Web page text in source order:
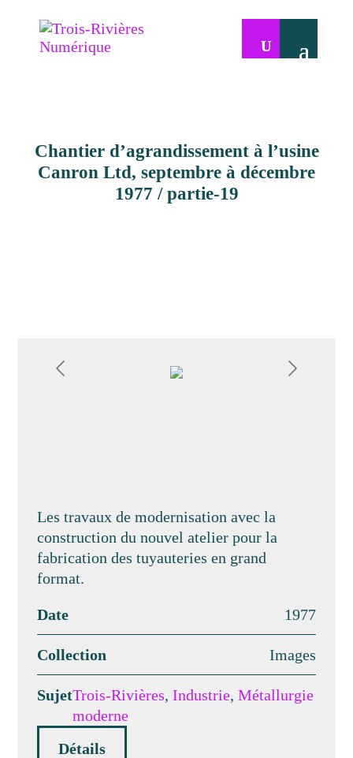
Chantier d’agrandissement à l’usine
Canron Ltd, septembre à décembre
1977 / partie-19
Les travaux de modernisation avec la
construction du nouvel atelier pour la
fabrication des tuyauteries en grand
format.
Date 1977
Collection Images
SujetTrois-Rivières,Industrie,Métallurgie
moderne
Détails